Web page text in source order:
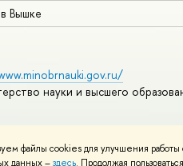
файлы cookies для улучшения
данных –здесь. Продолжая
Вышке
науки и высшего
1993–2026 Адреса и контакты